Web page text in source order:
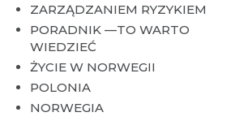
ZARZĄDZANIEM RYZYKIEM
PORADNIK —TO WARTO
WIEDZIEĆ
ŻYCIE W NORWEGII
POLONIA
NORWEGIA